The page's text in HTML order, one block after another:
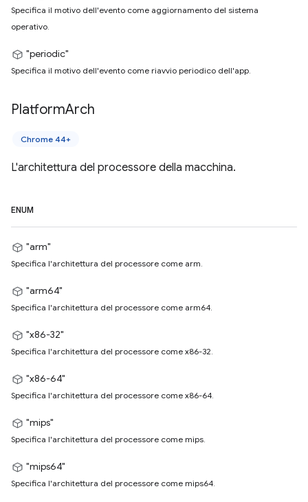
Specifica il motivo dell'evento come aggiornamento del sistema
operativo.
"periodic"
Specifica il motivo dell'evento come riavvio periodico dell'app.
PlatformArch
Chrome 44+
L'architettura del processore della macchina.
ENUM
"arm"
Specifica l'architettura del processore come arm.
"arm64"
Specifica l'architettura del processore come arm64.
"x86-32"
Specifica l'architettura del processore come x86-32.
"x86-64"
Specifica l'architettura del processore come x86-64.
"mips"
Specifica l'architettura del processore come mips.
"mips64"
Specifica l'architettura del processore come mips64.